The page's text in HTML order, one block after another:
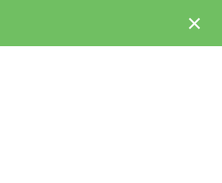
×